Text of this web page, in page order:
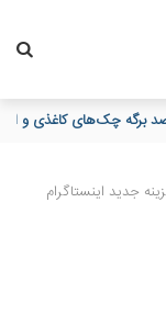
بانک
جدید اینستاگرام